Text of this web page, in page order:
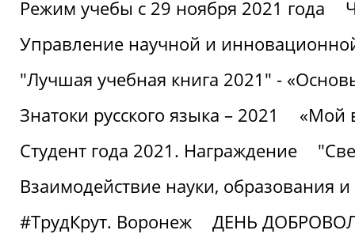
Режим учебы с 29 ноября 2021 года
Управление научной и
"Лучшая учебная книга 2021" -
Знатоки русского языка – 2021
«Мой
Студент года 2021. Награждение
Взаимодействие науки, образования и
#ТрудКрут. Воронеж
ДЕНЬ